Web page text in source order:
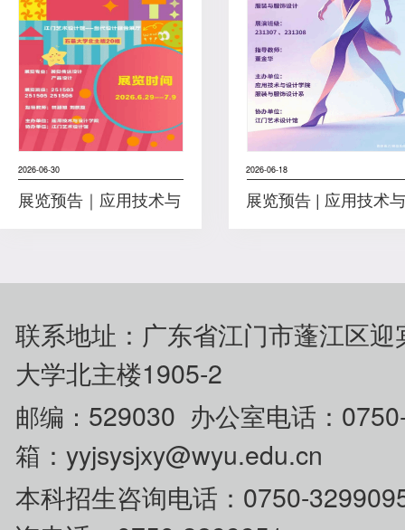
2026-06-30
展览预告｜应用技术与
2026-06-18
展览预告 | 应用技术
联系地址：广东省江门市蓬江区迎
大学北主楼1905-2
邮编： 529030 办公室电话：
箱：yyjsysjxy@wyu.edu.cn
本科招生咨询电话： 0750-